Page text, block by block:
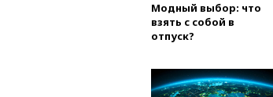
Модный выбор: что
взять с собой в
отпуск?